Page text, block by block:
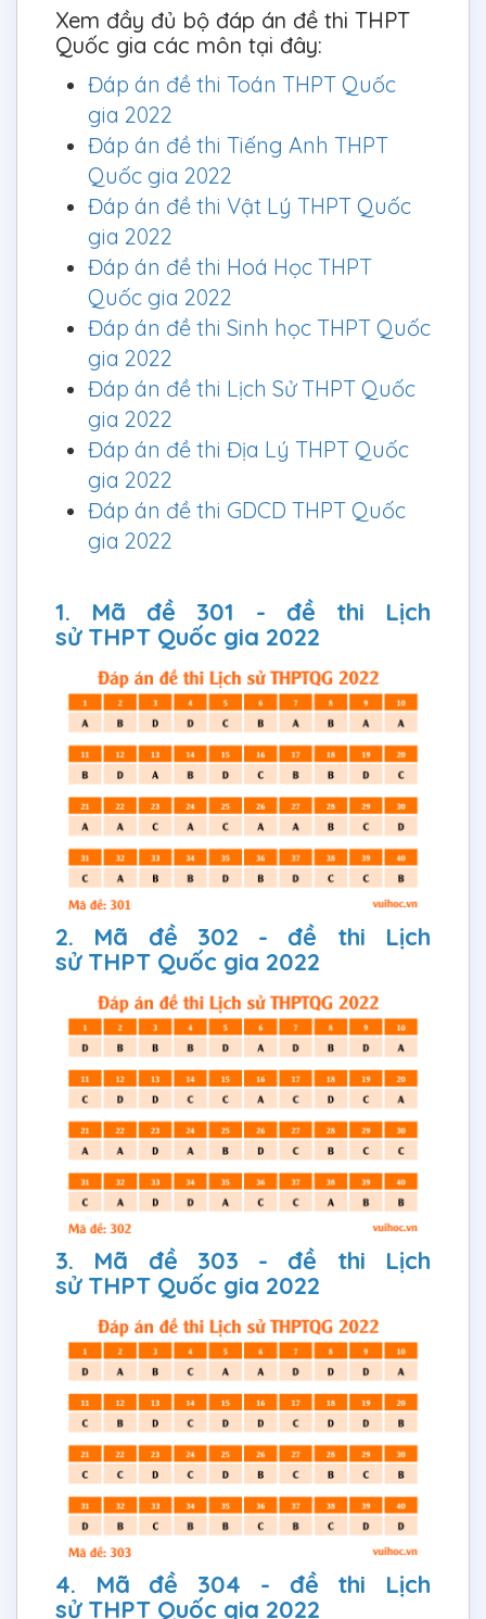
Xem đầy đủ bộ đáp án đề thi THPT
Quốc gia các môn tại đây:
Đáp án đề thi Toán THPT Quốc
gia 2022
Đáp án đề thi Tiếng Anh THPT
Quốc gia 2022
Đáp án đề thi Vật Lý THPT Quốc
gia 2022
Đáp án đề thi Hoá Học THPT
Quốc gia 2022
Đáp án đề thi Sinh học THPT Quốc
gia 2022
Đáp án đề thi Lịch Sử THPT Quốc
gia 2022
Đáp án đề thi Địa Lý THPT Quốc
gia 2022
Đáp án đề thi GDCD THPT Quốc
gia 2022
1. Mã đề 301 - đề thi Lịch
sử THPT Quốc gia 2022
2. Mã đề 302 - đề thi Lịch
sử THPT Quốc gia 2022
3. Mã đề 303 - đề thi Lịch
sử THPT Quốc gia 2022
4. Mã đề 304 - đề thi Lịch
sử THPT Quốc gia 2022